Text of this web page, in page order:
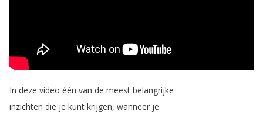
In deze video één van de meest belangrijke
inzichten die je kunt krijgen, wanneer je